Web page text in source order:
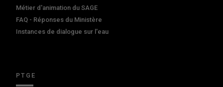
Métier d'animation du SAGE
FAQ - Réponses du Ministère
Instances de dialogue sur l'eau
PTGE